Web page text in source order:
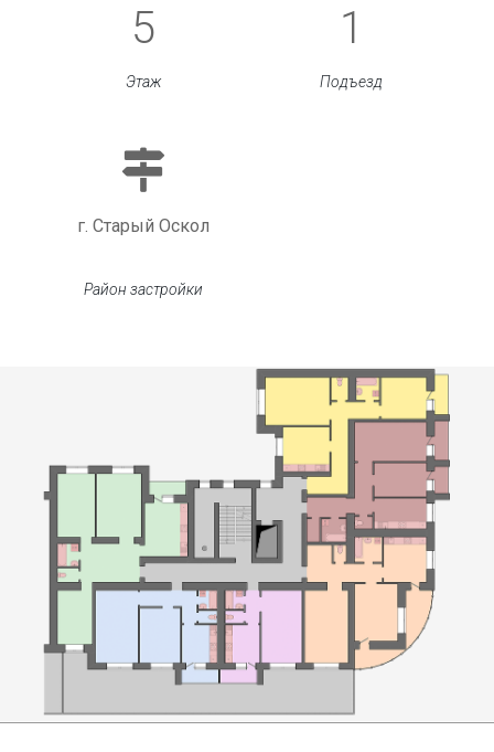
5
Этаж
1
Подъезд
г. Старый Оскол
Район застройки